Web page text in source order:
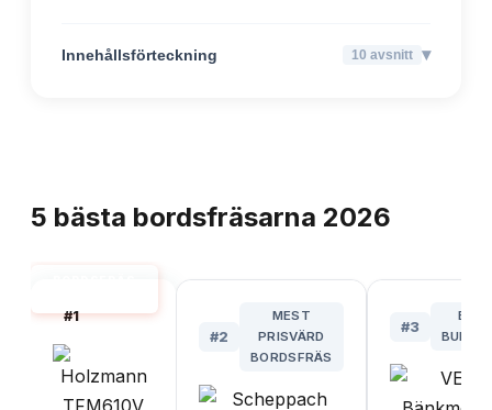
Innehållsförteckning 10 avsnitt ▾
5 bästa bordsfräsarna 2026
#1
#2
MEST
PRISVÄRD
BORDSFRÄS
#3